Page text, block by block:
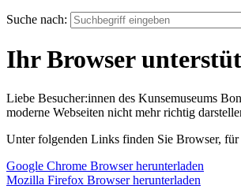
Suche nach:
Ihr Browser
Liebe Besucher:innen des Kunsemuseums
moderne Webseiten nicht mehr richtig
Unter folgenden Links finden Sie Browser,
Google Chrome Browser herunterladen
Mozilla Firefox Browser herunterladen